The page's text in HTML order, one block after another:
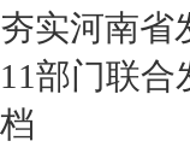
夯实河南省
11部门联
档